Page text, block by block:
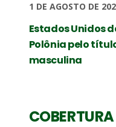
1 DE AGOSTO DE
Estados Unidos
Polônia pelo
masculina
COBERTURA